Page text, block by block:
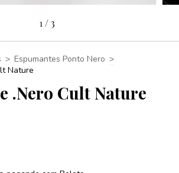
1 /3
> Espumantes Ponto Nero >
Nature
.Nero Cult Nature